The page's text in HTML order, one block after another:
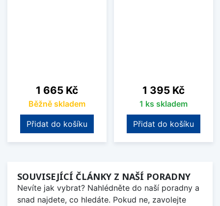
Cena
1 665 Kč
Běžně skladem
Přidat do košíku
Cena
1 395 Kč
1 ks skladem
Přidat do košíku
SOUVISEJÍCÍ ČLÁNKY Z NAŠÍ PORADNY
Nevíte jak vybrat? Nahlédněte do naší poradny a
snad najdete, co hledáte. Pokud ne, zavolejte